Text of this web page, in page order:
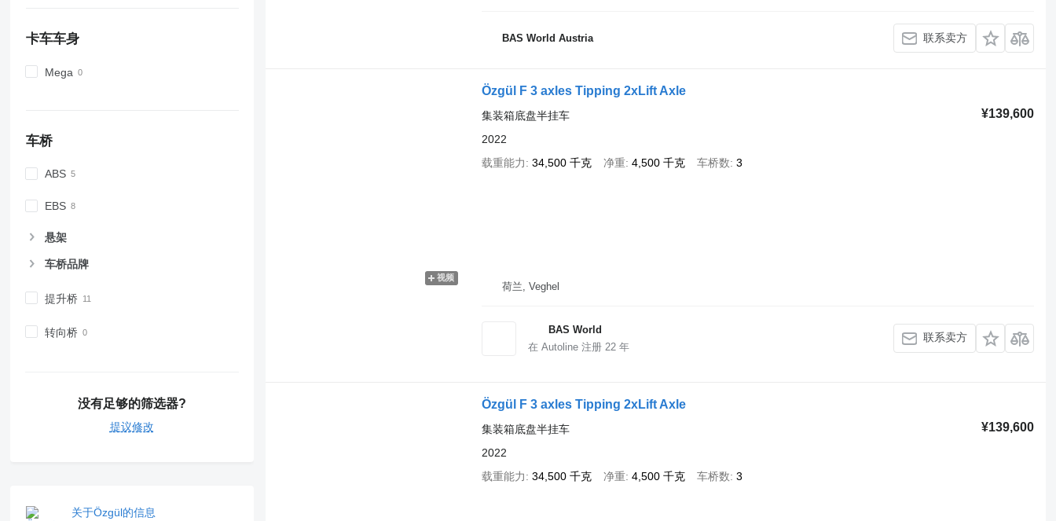
卡车车身
Mega
车桥
ABS
EBS
悬架
车桥品牌
提升桥
转向桥
没有足够的筛选器?
提议修改
关于Özgül的信息
BAS World Austria 联系卖方
视频
Özgül F 3 axles Tipping 2xLift Axle
¥139,600
集装箱底盘半挂车
2022
载重能力
34,500 千克 净重 4,500 千克 车桥数 3
荷兰, Veghel
BAS World
在 Autoline 注册 22年
联系卖方
Özgül F 3 axles Tipping 2xLift Axle
¥139,600
集装箱底盘半挂车
2022
载重能力
34,500 千克 净重 4,500 千克 车桥数 3